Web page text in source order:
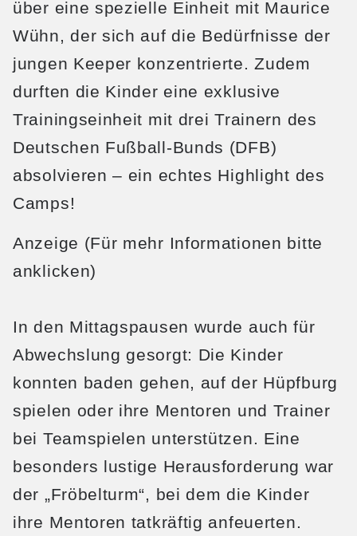
über eine spezielle Einheit mit Maurice
Wühn, der sich auf die Bedürfnisse der
jungen Keeper konzentrierte. Zudem
durften die Kinder eine exklusive
Trainingseinheit mit drei Trainern des
Deutschen Fußball-Bunds (DFB)
absolvieren – ein echtes Highlight des
Camps!
Anzeige (Für mehr Informationen bitte
anklicken)
In den Mittagspausen wurde auch für
Abwechslung gesorgt: Die Kinder
konnten baden gehen, auf der Hüpfburg
spielen oder ihre Mentoren und Trainer
bei Teamspielen unterstützen. Eine
besonders lustige Herausforderung war
der „Fröbelturm“, bei dem die Kinder
ihre Mentoren tatkräftig anfeuerten.